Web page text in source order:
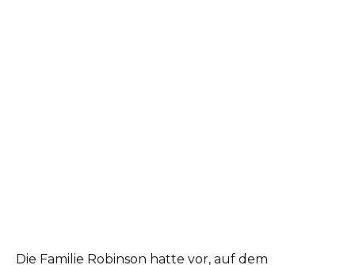
Die Familie Robinson hatte vor, auf dem